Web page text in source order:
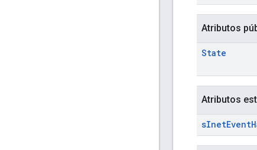
Atributos
State
Atributos
sInetEvent